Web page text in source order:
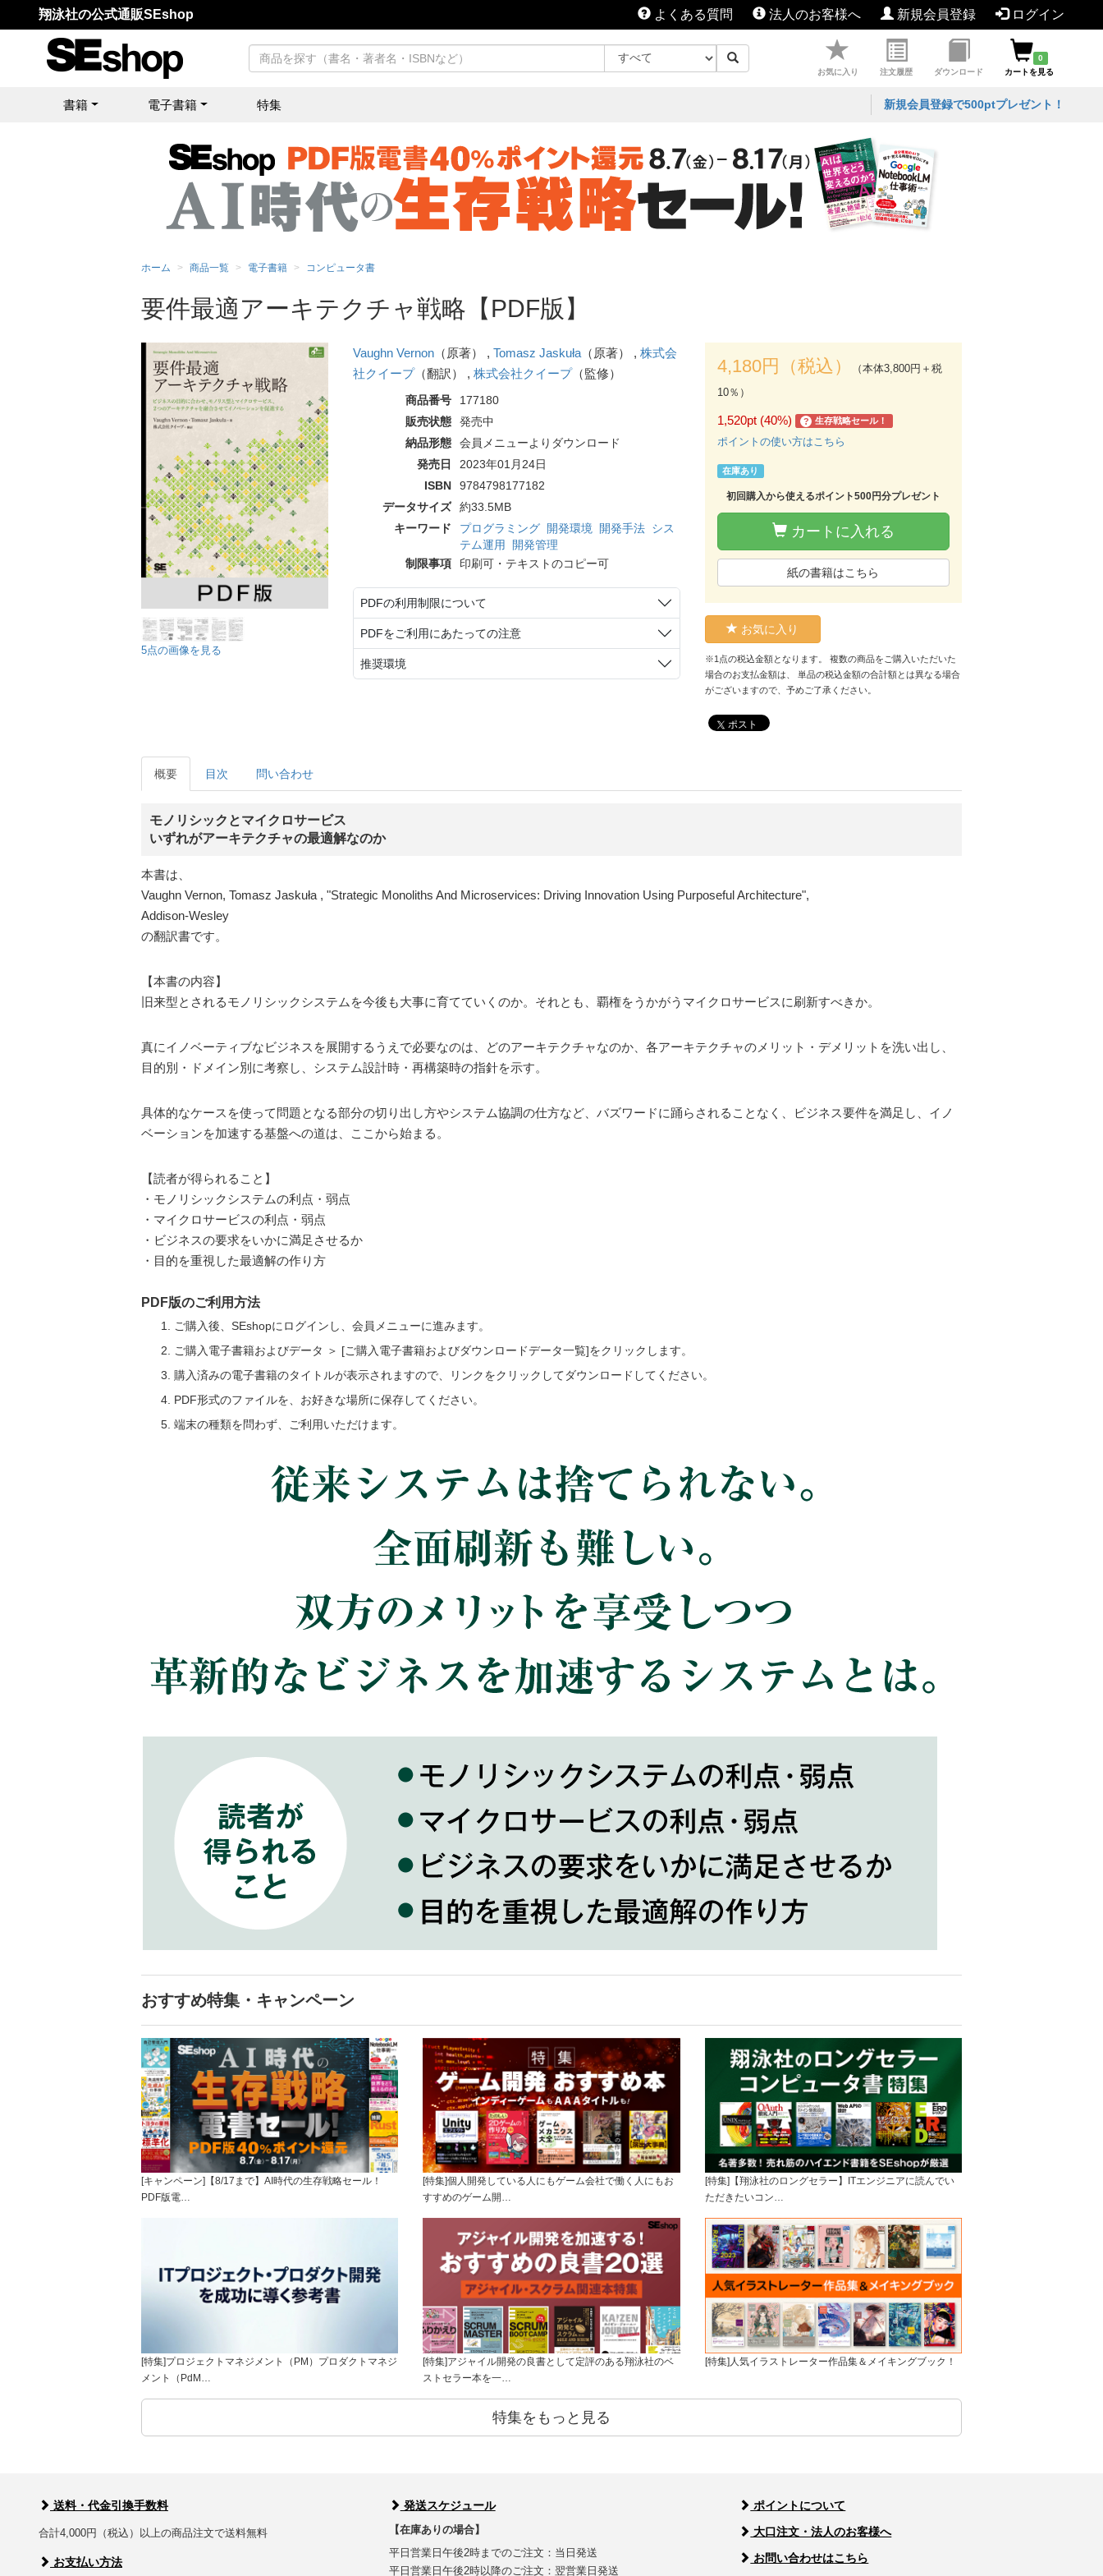
翔泳社の公式通販SEshop よくある質問 法人のお客様へ 新規会員登録 ログイン
お気に入り 注文履歴 ダウンロード
0
カートを見る
書籍 電子書籍 特集 新規会員登録で500ptプレゼント！
ホーム 商品一覧 電子書籍 コンピュータ書
要件最適アーキテクチャ戦略【PDF版】
5点の画像を見る
Vaughn Vernon（原著） , Tomasz Jaskuła（原著） , 株式会
社クイープ（翻訳） , 株式会社クイープ（監修）
商品番号
177180
販売状態
発売中
納品形態
会員メニューよりダウンロード
発売日
2023年01月24日
ISBN
9784798177182
データサイズ
約33.5MB
キーワード
プログラミング 開発環境 開発手法 シス
テム運用
開発管理
制限事項
印刷可・テキストのコピー可
PDFの利用制限について
PDFをご利用にあたっての注意
推奨環境
4,180円（税込）
（本体3,800円＋税
10％）
1,520pt (40%) ? 生存戦略セール！
ポイントの使い方はこちら
在庫あり
初回購入から使えるポイント500円分プレゼント
カートに入れる
紙の書籍はこちら
お気に入り
※1点の税込金額となります。 複数の商品をご購入いただいた
場合のお支払金額は、 単品の税込金額の合計額とは異なる場合
がございますので、予めご了承ください。
ポスト
概要 目次 問い合わせ
モノリシックとマイクロサービス
いずれがアーキテクチャの最適解なのか
本書は、
Vaughn Vernon, Tomasz Jaskuła , "Strategic Monoliths And Microservices: Driving Innovation Using Purposeful Architecture",
Addison-Wesley
の翻訳書です。
【本書の内容】
旧来型とされるモノリシックシステムを今後も大事に育てていくのか。それとも、覇権をうかがうマイクロサービスに刷新すべきか。
真にイノベーティブなビジネスを展開するうえで必要なのは、どのアーキテクチャなのか、各アーキテクチャのメリット・デメリットを洗い出し、
目的別・ドメイン別に考察し、システム設計時・再構築時の指針を示す。
具体的なケースを使って問題となる部分の切り出し方やシステム協調の仕方など、バズワードに踊らされることなく、ビジネス要件を満足し、イノ
ベーションを加速する基盤への道は、ここから始まる。
【読者が得られること】
・モノリシックシステムの利点・弱点
・マイクロサービスの利点・弱点
・ビジネスの要求をいかに満足させるか
・目的を重視した最適解の作り方
PDF版のご利用方法
ご購入後、SEshopにログインし、会員メニューに進みます。
ご購入電子書籍およびデータ ＞ [ご購入電子書籍およびダウンロードデータ一覧]をクリックします。
購入済みの電子書籍のタイトルが表示されますので、リンクをクリックしてダウンロードしてください。
PDF形式のファイルを、お好きな場所に保存してください。
端末の種類を問わず、ご利用いただけます。
おすすめ特集・キャンペーン
[キャンペーン]【8/17まで】AI時代の生存戦略セール！
PDF版電…
[特集]個人開発している人にもゲーム会社で働く人にもお
すすめのゲーム開…
[特集]【翔泳社のロングセラー】ITエンジニアに読んでい
ただきたいコン…
[特集]プロジェクトマネジメント（PM）プロダクトマネジ
メント（PdM…
[特集]アジャイル開発の良書として定評のある翔泳社のベ
ストセラー本を一…
[特集]人気イラストレーター作品集＆メイキングブック！
特集をもっと見る
送料・代金引換手数料
合計4,000円（税込）以上の商品注文で送料無料
お支払い方法
発送スケジュール
【在庫ありの場合】
平日営業日午後2時までのご注文：当日発送
平日営業日午後2時以降のご注文：翌営業日発送
ポイントについて
大口注文・法人のお客様へ
お問い合わせはこちら